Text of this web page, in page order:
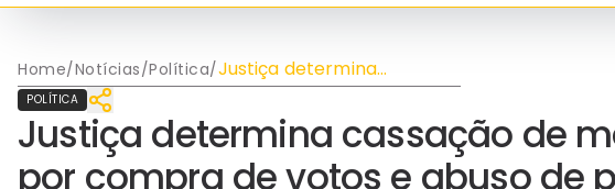
Home/Notícias/Política/Justiça determina
cassação de mandato de
votos e abuso de poder
político no interior da
Bahia
POLÍTICA
Justiça determina cassação de
por compra de votos e abuso de